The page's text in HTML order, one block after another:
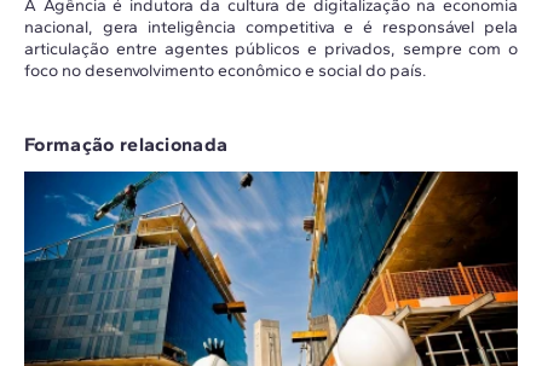
A Agência é indutora da cultura de digitalização na economia
nacional, gera inteligência competitiva e é responsável pela
articulação entre agentes públicos e privados, sempre com o
foco no desenvolvimento econômico e social do país.
Formação relacionada